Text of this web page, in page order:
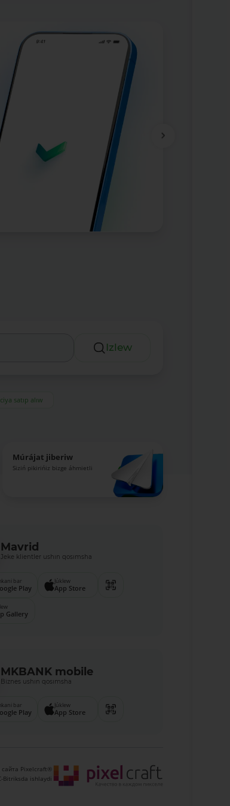
Izlew
satıp alıw
Múrájat jiberiw
Siziń pikirińiz bizge áhmietli
Mavrid
Jeke klientler ushın qosımsha
bar
Play
Júklew
App Store
Gallery
MKBANK mobile
Biznes ushın qosımsha
bar
Play
Júklew
App Store
сайта Pixelcraft®
Bitriksda ishlaydi